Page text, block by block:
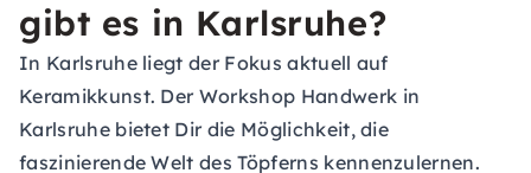
gibt es in Karlsruhe?
In Karlsruhe liegt der Fokus aktuell auf
Keramikkunst. Der Workshop Handwerk in
Karlsruhe bietet Dir die Möglichkeit, die
faszinierende Welt des Töpferns kennenzulernen.